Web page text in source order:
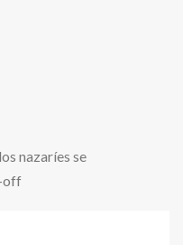
nazaríes se
off